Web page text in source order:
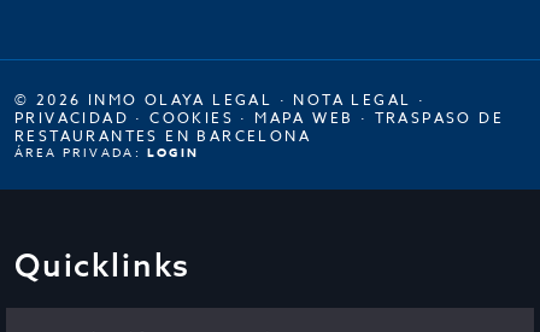
© 2026 INMO OLAYA LEGAL · NOTA LEGAL ·
PRIVACIDAD ·COOKIES · MAPA WEB · TRASPASO DE
RESTAURANTES EN BARCELONA
ÁREA PRIVADA: LOGIN
Quicklinks